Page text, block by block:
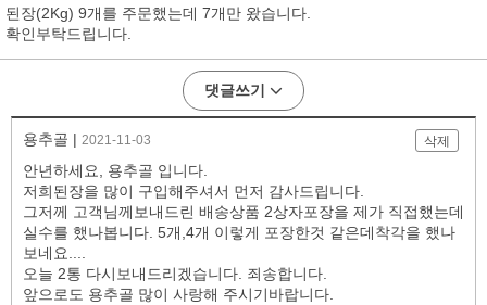
된장(2Kg) 9개를 주문했는데 7개만 왔습니다.
확인부탁드립니다.
댓글쓰기
용추골 | 2021-11-03 삭제
안년하세요, 용추골 입니다.
저희된장을 많이 구입해주셔서 먼저 감사드립니다.
그저께 고객님께보내드린 배송상품 2상자포장을 제가 직접했는데
실수를 했나봅니다. 5개,4개 이렇게 포장한것 같은데착각을 했나
보네요....
오늘 2통 다시보내드리겠습니다. 죄송합니다.
앞으로도 용추골 많이 사랑해 주시기바랍니다.